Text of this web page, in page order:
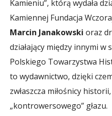
Kamieniu”, którą wydała
Kamiennej Fundacja
Marcin Janakowski oraz dr
działający między innymi w
Polskiego Towarzystwa
to wydawnictwo, dzięki
zwłaszcza miłośnicy
„kontrowersowego” głazu.